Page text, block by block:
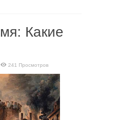
Какие
241 Просмотров